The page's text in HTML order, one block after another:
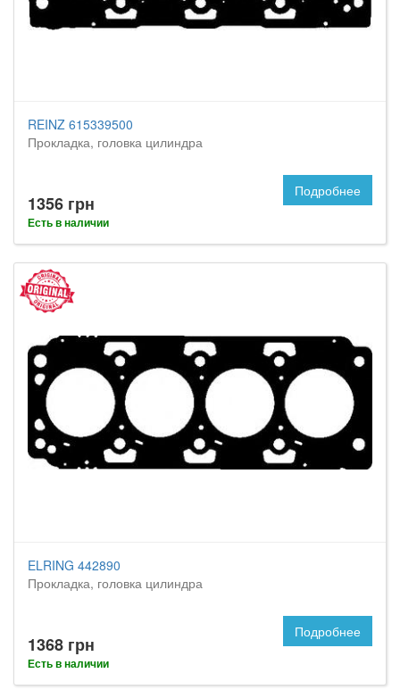
REINZ 615339500
Прокладка, головка цилиндра
1356 грн
Есть в наличии
Подробнее
ELRING 442890
Прокладка, головка цилиндра
1368 грн
Есть в наличии
Подробнее